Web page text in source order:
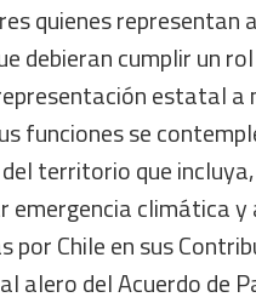
quienes representan
debieran cumplir un
estatal a
funciones se
territorio que
emergencia climática
por Chile en sus
alero del Acuerdo de